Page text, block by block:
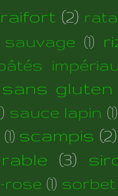
raifort (2)
sauvage (1)
sans gluten
sauce lapin (1)
(1) scampis (2)
(3)
rose (1)